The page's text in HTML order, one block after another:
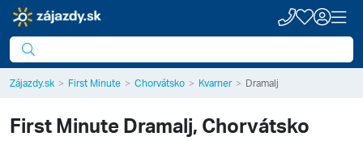
Zájazdy.sk First Minute Chorvátsko Kvarner Dramalj
First MinuteDramalj, Chorvátsko